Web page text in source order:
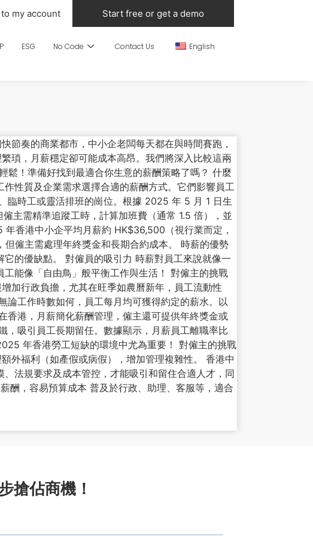
to my account Start free or get a demo
ESG No Code Contact Us
English
節奏的商業都市，中小企老闆每天都在與時間賽跑，
瑣，月薪穩定卻可能成本高昂。我們將深入比較這兩
鬆！準備好找到最適合你生意的薪酬策略了嗎？ 什麼
性質及企業需求選擇合適的薪酬方式。它們影響員工
臨時工或靈活排班的崗位。根據 2025 年 5 月 1 日生
主需精準追蹤工時，計算加班費（通常 1.5 倍），並
香港中小企平均月薪約 HK$36,500（視行業而定，
僱主需處理年終獎金和長期合約成本。 時薪的優勢
的優缺點。 對僱員的吸引力 時薪對員工來說就像一
能像「自由鳥」般平衡工作與生活！ 對僱主的挑戰
加行政負擔，尤其在旺季如農曆新年，員工流動性
工作時數如何，員工每月均可獲得約定的薪水。以
香港，月薪簡化薪酬管理，僱主還可提供年終獎金或
吸引員工長期留任。數據顯示，月薪員工離職率比
年香港勞工短缺的環境中尤為重要！ 對僱主的挑戰
外福利（如產假或病假），增加管理複雜性。 香港中
法規要求及成本管控，才能吸引和留住合適人才，同
酬，容易預算成本 普及於行政、助理、客服等，適合
搶佔商機！